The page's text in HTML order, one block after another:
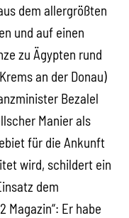
dem allergrößten
und auf einen
zu Ägypten rund
an der Donau)
Bezalel
Manier als
für die Ankunft
wird, schildert ein
dem
Magazin“: Er habe